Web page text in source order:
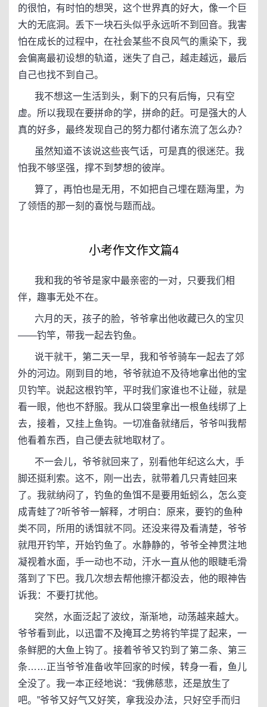
的很怕，有时怕的想哭，这个世界真的好大，像一个巨
大的无底洞。丢下一块石头似乎永远听不到回音。我害
怕在成长的过程中，在社会某些不良风气的熏染下，我
会偏离最初设想的轨道，迷失了自己，越走越远，最后
自己也找不到自己。
我不想这一生活到头，剩下的只有后悔，只有空
虚。所以我现在要拼命的学，拼命的赶。可是强大的人
真的好多，最终发现自己的努力都付诸东流了怎么办？
虽然知道不该说这些丧气话，可是真的很迷茫。我
怕我不够坚强，撑不到梦想的彼岸。
算了，再怕也是无用，不如把自己埋在题海里，为
了领悟的那一刻的喜悦与题而战。
小考作文作文篇4
我和我的爷爷是家中最亲密的一对，只要我们相
伴，趣事无处不在。
六月的天，孩子的脸，爷爷拿出他收藏已久的宝贝
——钓竿，带我一起去钓鱼。
说干就干，第二天一早，我和爷爷骑车一起去了郊
外的河边。刚到目的地，爷爷就迫不及待地拿出他的宝
贝钓竿。说起这根钓竿，平时我们家谁也不让碰，就是
看一眼，他也不舒服。我从口袋里拿出一根鱼线绑了上
去，接着，又挂上鱼钩。一切准备就绪后，爷爷叫我帮
他看着东西，自己便去就地取材了。
不一会儿，爷爷就回来了，别看他年纪这么大，手
脚还挺利索。这不，刚一出去，就带着几只青蛙回来
了。我就纳闷了，钓鱼的鱼饵不是要用蚯蚓么，怎么变
成青蛙了?听爷爷一解释，才明白：原来，要钓的鱼种
类不同，所用的诱饵就不同。还没来得及看清楚，爷爷
就甩开钓竿，开始钓鱼了。水静静的，爷爷全神贯注地
凝视着水面，手一动也不动，汗水一直从他的眼睫毛滑
落到了下巴。我几次想去帮他擦汗都没去，他的眼神告
诉我：不要打扰他。
突然，水面泛起了波纹，渐渐地，动荡越来越大。
爷爷看到此，以迅雷不及掩耳之势将钓竿提了起来，一
条鲜肥的大鱼上钩了。接着爷爷又钓到了第二条、第三
条……正当爷爷准备收竿回家的时候，转身一看，鱼儿
全没了。我一本正经地说：“我佛慈悲，还是放生了
吧。”爷爷又好气又好笑，拿我没办法，只好空手而归